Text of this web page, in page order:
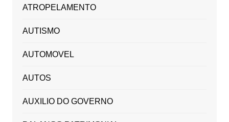
ATROPELAMENTO
AUTISMO
AUTOMOVEL
AUTOS
AUXILIO DO GOVERNO